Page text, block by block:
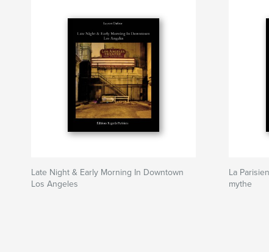
Late Night & Early Morning In Downtown
Los Angeles
La
mythe